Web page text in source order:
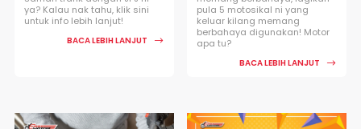
ya? Kalau nak tahu, klik sini
untuk info lebih lanjut!
BACA LEBIH LANJUT
pula 5 motosikal ni yang
keluar kilang memang
berbahaya digunakan! Motor
apa tu?
BACA LEBIH LANJUT